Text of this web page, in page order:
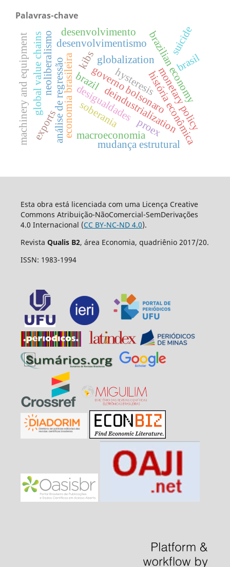
Palavras-chave
governo bolsonarohistória econômica
economia brasileira deindustrialization
globalizationbrazilian economy
desenvolvimentismo
neoliberalismo
desigualdades
soberania
brasil
macroeconomia
análise de regressão
desenvolvimento
mudança estrutural
global value chains brazil
suicide
monetary policy
hysteresis
exports proex
machinery and equipment kibs
Esta obra está licenciada com uma Licença Creative
Commons Atribuição-NãoComercial-SemDerivações
4.0 Internacional (CC BY-NC-ND 4.0).
Revista Qualis B2, área Economia, quadriênio 2017/20.
ISSN: 1983-1994